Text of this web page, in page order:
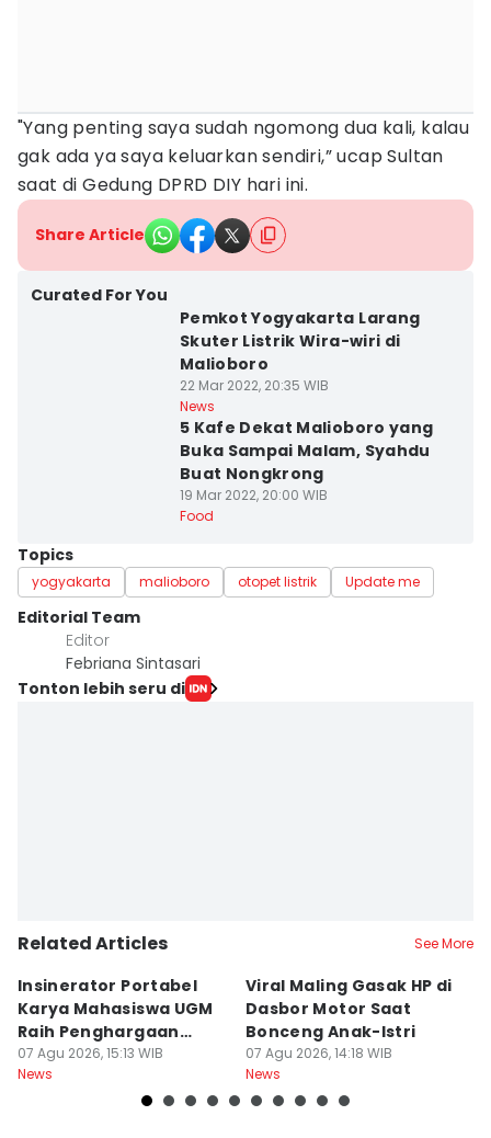
"Yang penting saya sudah ngomong dua kali, kalau
gak ada ya saya keluarkan sendiri,” ucap Sultan
saat di Gedung DPRD DIY hari ini.
Share Article
Curated For You
Pemkot Yogyakarta Larang
Skuter Listrik Wira-wiri di
Malioboro
22 Mar 2022, 20:35 WIB
News
5 Kafe Dekat Malioboro yang
Buka Sampai Malam, Syahdu
Buat Nongkrong
19 Mar 2022, 20:00 WIB
Food
Topics
yogyakarta malioboro otopet listrik Update me
Editorial Team
Editor
Febriana Sintasari
Tonton lebih seru di
Related Articles See More
Insinerator Portabel
Karya Mahasiswa UGM
Raih Penghargaan
Internasional
07 Agu 2026, 15:13 WIB
News
Viral Maling Gasak HP di
Dasbor Motor Saat
Bonceng Anak-Istri
07 Agu 2026, 14:18 WIB
News